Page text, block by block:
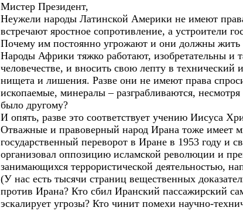
Мистер Президент,
Неужели народы Латинской Америки не имеют
встречают яростное сопротивление, а устроители
Почему им постоянно угрожают и они должны жить
Народы Африки тяжко работают, изобретательны
человечестве, и вносить свою лепту в
нищета и лишения. Разве они не имеют права
ископаемые, минералы – разграбливаются,
было другому?
И опять, разве это соответствует учению Иисуса
Отважные и правоверный народ Ирана тоже имеет
государственный переворот в Иране в 1953 году и
организовал оппозицию исламской революции и
занимающихся террористической деятельностью,
(У нас есть тысячи страниц вещественных
против Ирана? Кто сбил Иранский пассажирский
эскалирует угрозы? Кто чинит помехи научно-